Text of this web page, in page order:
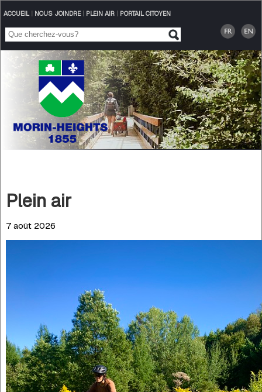
ACCUEIL| NOUS JOINDRE| PLEIN AIR| PORTAIL CITOYEN
Plein air
7 août 2026